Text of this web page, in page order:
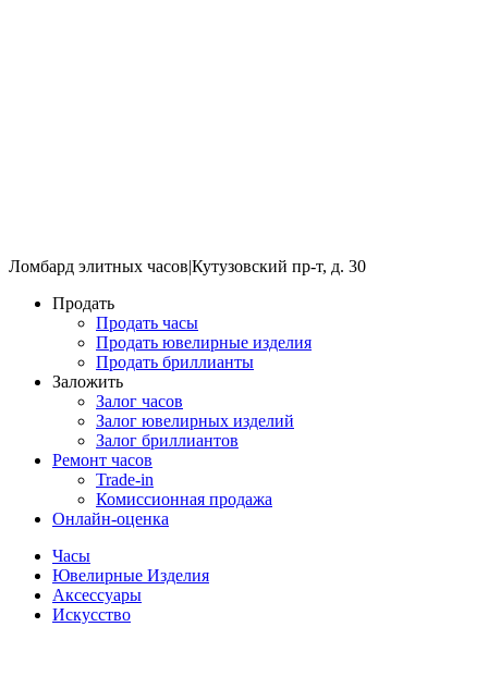
Ломбард элитных часов|Кутузовский пр-т, д. 30
Продать
Продать часы
Продать ювелирные изделия
Продать бриллианты
Заложить
Залог часов
Залог ювелирных изделий
Залог бриллиантов
Ремонт часов
Trade-in
Комиссионная продажа
Онлайн-оценка
Часы
Ювелирные Изделия
Аксессуары
Искусство